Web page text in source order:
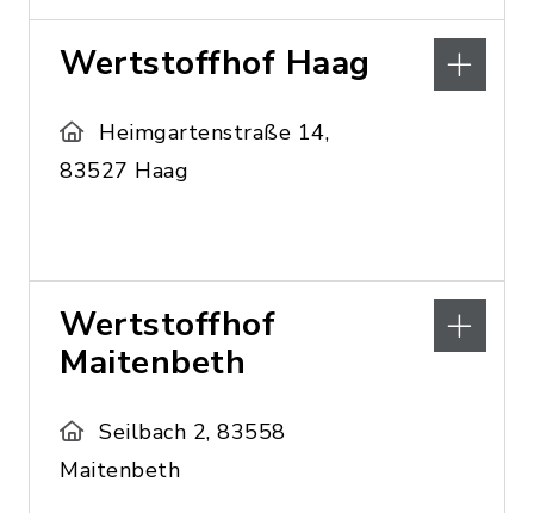
Wertstoffhof Haag
Heimgartenstraße 14,
83527 Haag
Wertstoffhof
Maitenbeth
Seilbach 2, 83558
Maitenbeth